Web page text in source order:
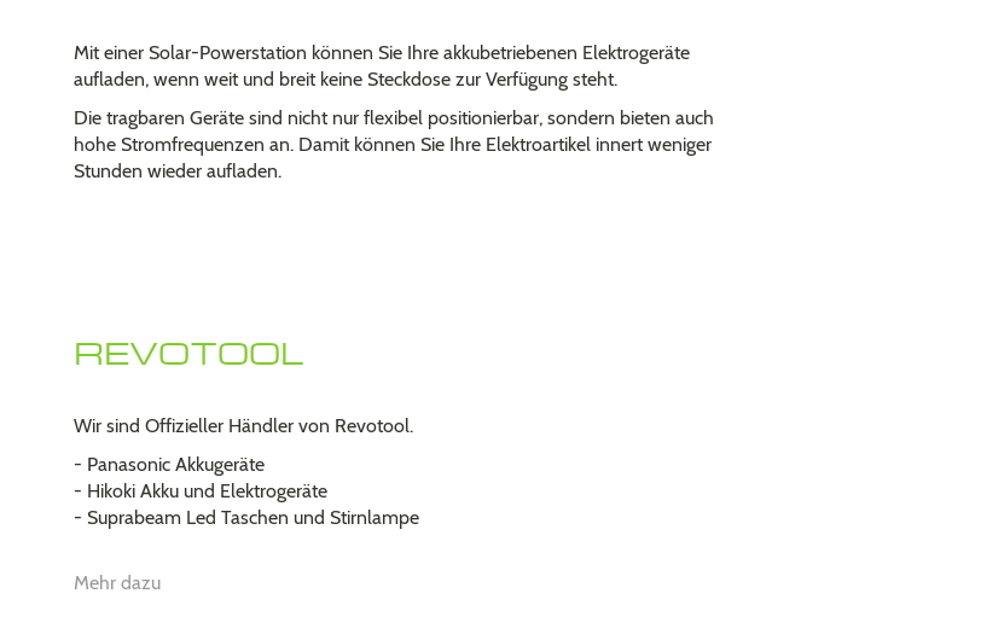
Mit einer Solar-Powerstation können Sie Ihre akkubetriebenen Elektrogeräte
aufladen, wenn weit und breit keine Steckdose zur Verfügung steht.
Die tragbaren Geräte sind nicht nur flexibel positionierbar, sondern bieten auch
hohe Stromfrequenzen an. Damit können Sie Ihre Elektroartikel innert weniger
Stunden wieder aufladen.
REVOTOOL
Wir sind Offizieller Händler von Revotool.
- Panasonic Akkugeräte
- Hikoki Akku und Elektrogeräte
- Suprabeam Led Taschen und Stirnlampe
Mehr dazu